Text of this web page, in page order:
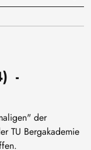
-
der
TU Bergakademie